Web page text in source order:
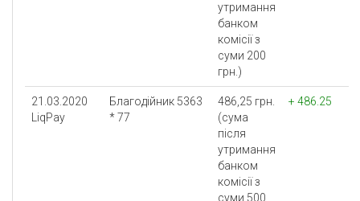
утримання
банком
комісії з
суми 200
грн.)
21.03.2020
LiqPay
Благодійник 5363
* 77
486,25 грн.
(сума
після
утримання
банком
комісії з
суми 500
+ 486.25